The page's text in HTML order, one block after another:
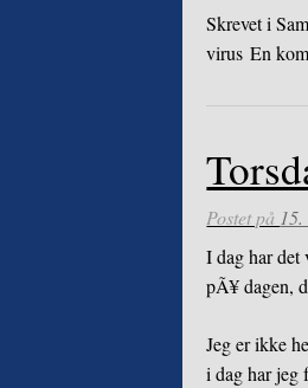
Skrevet i
virus En
Postet på
I dag har det
pÃ¥ dagen,
Jeg er ikke
i dag har jeg